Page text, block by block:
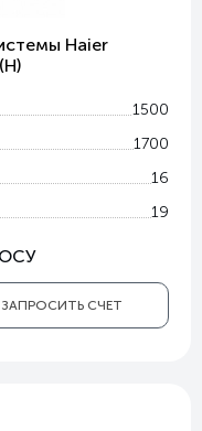
Haier
1500
1700
16
19
ЗАПРОСИТЬ СЧЕТ